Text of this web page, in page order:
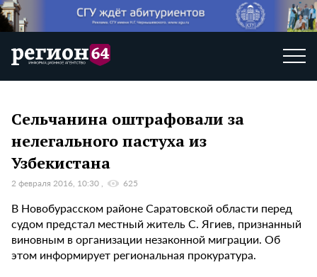
Сельчанина оштрафовали за
нелегального пастуха из
Узбекистана
2 февраля 2016, 10:30 625
В Новобурасском районе Саратовской области перед
судом предстал местный житель С. Ягиев, признанный
виновным в организации незаконной миграции. Об
этом информирует региональная прокуратура.